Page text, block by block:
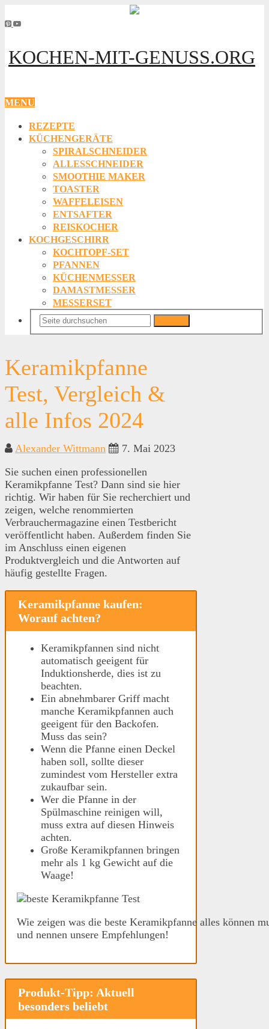
KOCHEN-MIT-GENUSS.ORG
MENU
REZEPTE
KÜCHENGERÄTE
SPIRALSCHNEIDER
ALLESSCHNEIDER
SMOOTHIE MAKER
TOASTER
WAFFELEISEN
ENTSAFTER
REISKOCHER
KOCHGESCHIRR
KOCHTOPF-SET
PFANNEN
KÜCHENMESSER
DAMASTMESSER
MESSERSET
Keramikpfanne
Test, Vergleich &
alle Infos 2024
Alexander Wittmann
7. Mai 2023
Sie suchen einen professionellen
Keramikpfanne Test? Dann sind sie hier
richtig. Wir haben für Sie recherchiert und
zeigen, welche renommierten
Verbrauchermagazine einen Testbericht
veröffentlicht haben. Außerdem finden Sie
im Anschluss einen eigenen
Produktvergleich und die Antworten auf
häufig gestellte Fragen.
Keramikpfanne kaufen:
Worauf achten?
Keramikpfannen sind nicht
automatisch geeigent für
Induktionsherde, dies ist zu
beachten.
Ein abnehmbarer Griff macht
manche Keramikpfannen auch
geeigent für den Backofen.
Muss das sein?
Wenn die Pfanne einen Deckel
haben soll, sollte dieser
zumindest vom Hersteller extra
zukaufbar sein.
Wer die Pfanne in der
Spülmaschine reinigen will,
muss extra auf diesen Hinweis
achten.
Große Keramikpfannen bringen
mehr als 1 kg Gewicht auf die
Waage!
Wie zeigen was die beste Keramikpfanne alles können
und nennen unsere Empfehlungen!
Produkt-Tipp: Aktuell
besonders beliebt